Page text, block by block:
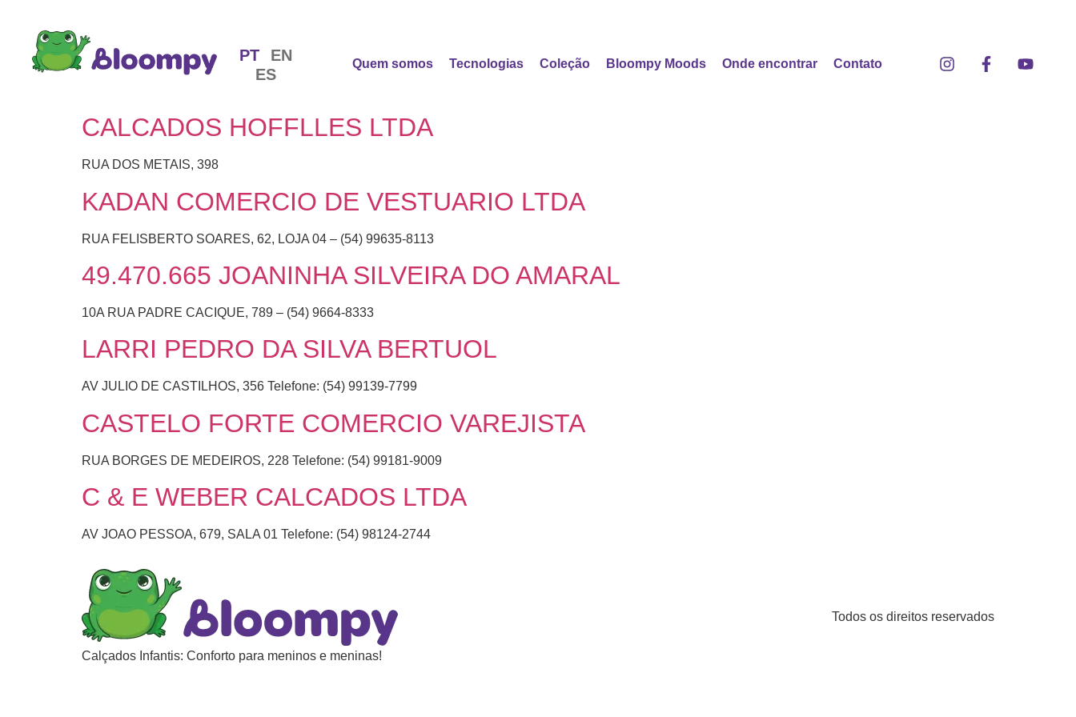
PT
EN
ES
Quem somos Tecnologias Coleção Bloompy Moods Onde encontrar Contato
CALCADOS HOFFLLES LTDA
RUA DOS METAIS, 398
KADAN COMERCIO DE VESTUARIO LTDA
RUA FELISBERTO SOARES, 62, LOJA 04 – (54) 99635-8113
49.470.665 JOANINHA SILVEIRA DO AMARAL
10A RUA PADRE CACIQUE, 789 – (54) 9664-8333
LARRI PEDRO DA SILVA BERTUOL
AV JULIO DE CASTILHOS, 356 Telefone: (54) 99139-7799
CASTELO FORTE COMERCIO VAREJISTA
RUA BORGES DE MEDEIROS, 228 Telefone: (54) 99181-9009
C & E WEBER CALCADOS LTDA
AV JOAO PESSOA, 679, SALA 01 Telefone: (54) 98124-2744
Calçados Infantis: Conforto para meninos e meninas!
Todos os direitos reservados